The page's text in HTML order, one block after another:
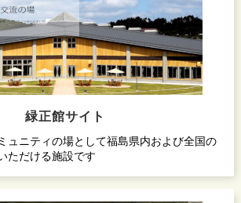
緑正館サイト
ュニティの場として福島県内および全国の
ただける施設です